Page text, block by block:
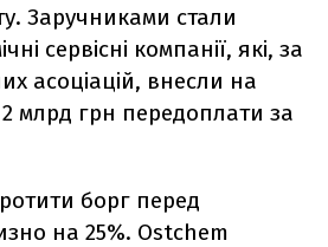
Заручниками стали
сервісні компанії, які, за
асоціацій, внесли на
млрд грн передоплати за
борг перед
на 25%. Ostchem